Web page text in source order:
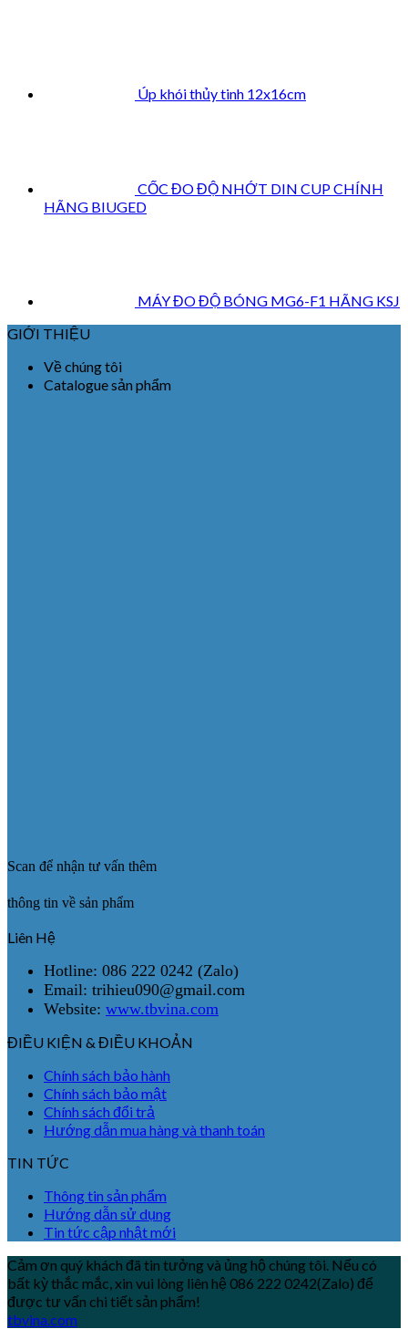
Úp khói thủy tinh 12x16cm
CỐC ĐO ĐỘ NHỚT DIN CUP CHÍNH
HÃNG BIUGED
MÁY ĐO ĐỘ BÓNG MG6-F1 HÃNG KSJ
GIỚI THIỆU
Về chúng tôi
Catalogue sản phẩm
Scan để nhận tư vấn thêm
thông tin về sản phẩm
Liên Hệ
Hotline: 086 222 0242 (Zalo)
Email: trihieu090@gmail.com
Website: www.tbvina.com
ĐIỀU KIỆN & ĐIỀU KHOẢN
Chính sách bảo hành
Chính sách bảo mật
Chính sách đổi trả
Hướng dẫn mua hàng và thanh toán
TIN TỨC
Thông tin sản phẩm
Hướng dẫn sử dụng
Tin tức cập nhật mới
Cảm ơn quý khách đã tin tưởng và ủng hộ chúng tôi. Nếu có
bất kỳ thắc mắc, xin vui lòng liên hệ 086 222 0242(Zalo) để
được tư vấn chi tiết sản phẩm!
tbvina.com